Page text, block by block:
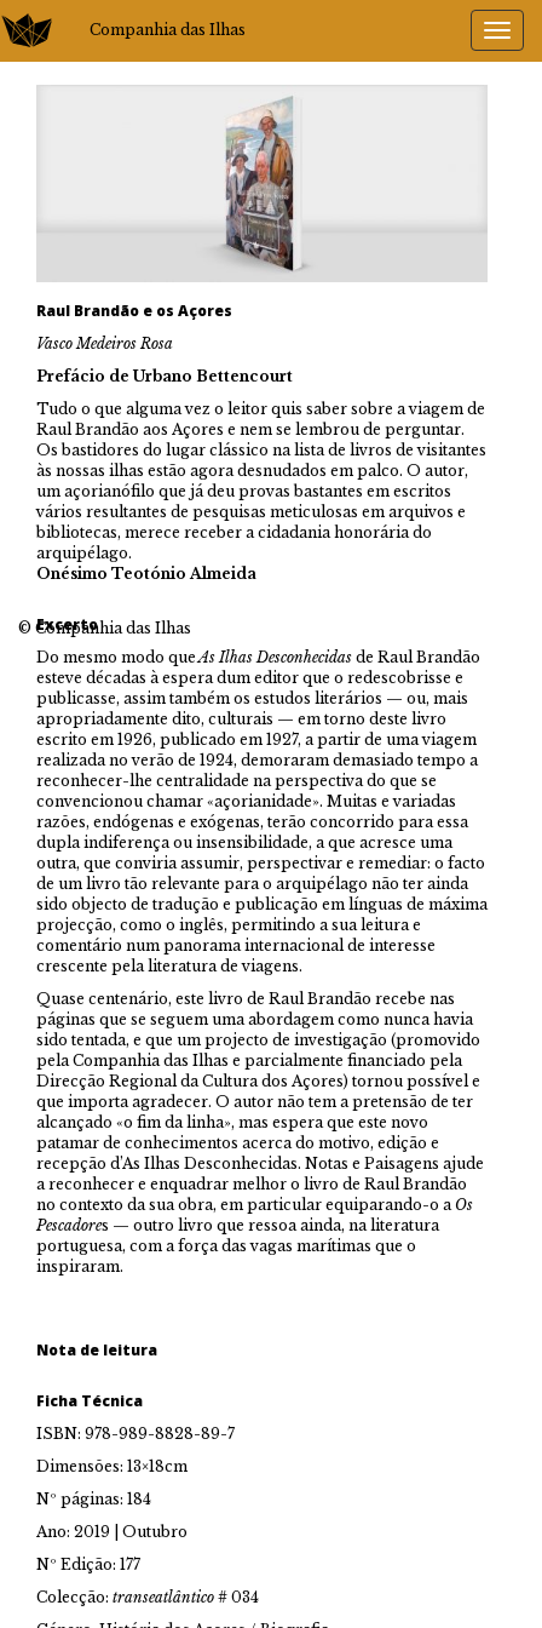
Companhia das Ilhas
Raul Brandão e os Açores
Vasco Medeiros Rosa
Prefácio de Urbano Bettencourt
Tudo o que alguma vez o leitor quis saber sobre a viagem de
Raul Brandão aos Açores e nem se lembrou de perguntar.
Os bastidores do lugar clássico na lista de livros de visitantes
às nossas ilhas estão agora desnudados em palco. O autor,
um açorianófilo que já deu provas bastantes em escritos
vários resultantes de pesquisas meticulosas em arquivos e
bibliotecas, merece receber a cidadania honorária do
arquipélago.
Onésimo Teotónio Almeida
Excerto
Do mesmo modo queAs Ilhas Desconhecidas de Raul Brandão
esteve décadas à espera dum editor que o redescobrisse e
publicasse, assim também os estudos literários — ou, mais
apropriadamente dito, culturais — em torno deste livro
escrito em 1926, publicado em 1927, a partir de uma viagem
realizada no verão de 1924, demoraram demasiado tempo a
reconhecer-lhe centralidade na perspectiva do que se
convencionou chamar «açorianidade». Muitas e variadas
razões, endógenas e exógenas, terão concorrido para essa
dupla indiferença ou insensibilidade, a que acresce uma
outra, que conviria assumir, perspectivar e remediar: o facto
de um livro tão relevante para o arquipélago não ter ainda
sido objecto de tradução e publicação em línguas de máxima
projecção, como o inglês, permitindo a sua leitura e
comentário num panorama internacional de interesse
crescente pela literatura de viagens.
Quase centenário, este livro de Raul Brandão recebe nas
páginas que se seguem uma abordagem como nunca havia
sido tentada, e que um projecto de investigação (promovido
pela Companhia das Ilhas e parcialmente financiado pela
Direcção Regional da Cultura dos Açores) tornou possível e
que importa agradecer. O autor não tem a pretensão de ter
alcançado «o fim da linha», mas espera que este novo
patamar de conhecimentos acerca do motivo, edição e
recepção d’As Ilhas Desconhecidas. Notas e Paisagens ajude
a reconhecer e enquadrar melhor o livro de Raul Brandão
no contexto da sua obra, em particular equiparando-o a Os
Pescadores — outro livro que ressoa ainda, na literatura
portuguesa, com a força das vagas marítimas que o
inspiraram.
Nota de leitura
Ficha Técnica
ISBN: 978-989-8828-89-7
Dimensões: 13×18cm
Nº páginas: 184
Ano: 2019 | Outubro
Nº Edição: 177
Colecção: transeatlântico # 034
© Companhia das Ilhas